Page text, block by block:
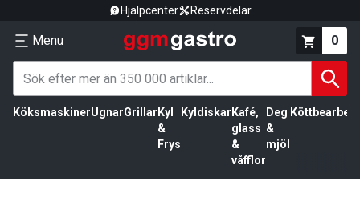
Hjälpcenter Reservdelar
Menu 0
KöksmaskinerUgnarGrillar Kyl
&
Frys
Kyldiskar Kafé,
glass
&
våfflor
Deg
&
mjöl